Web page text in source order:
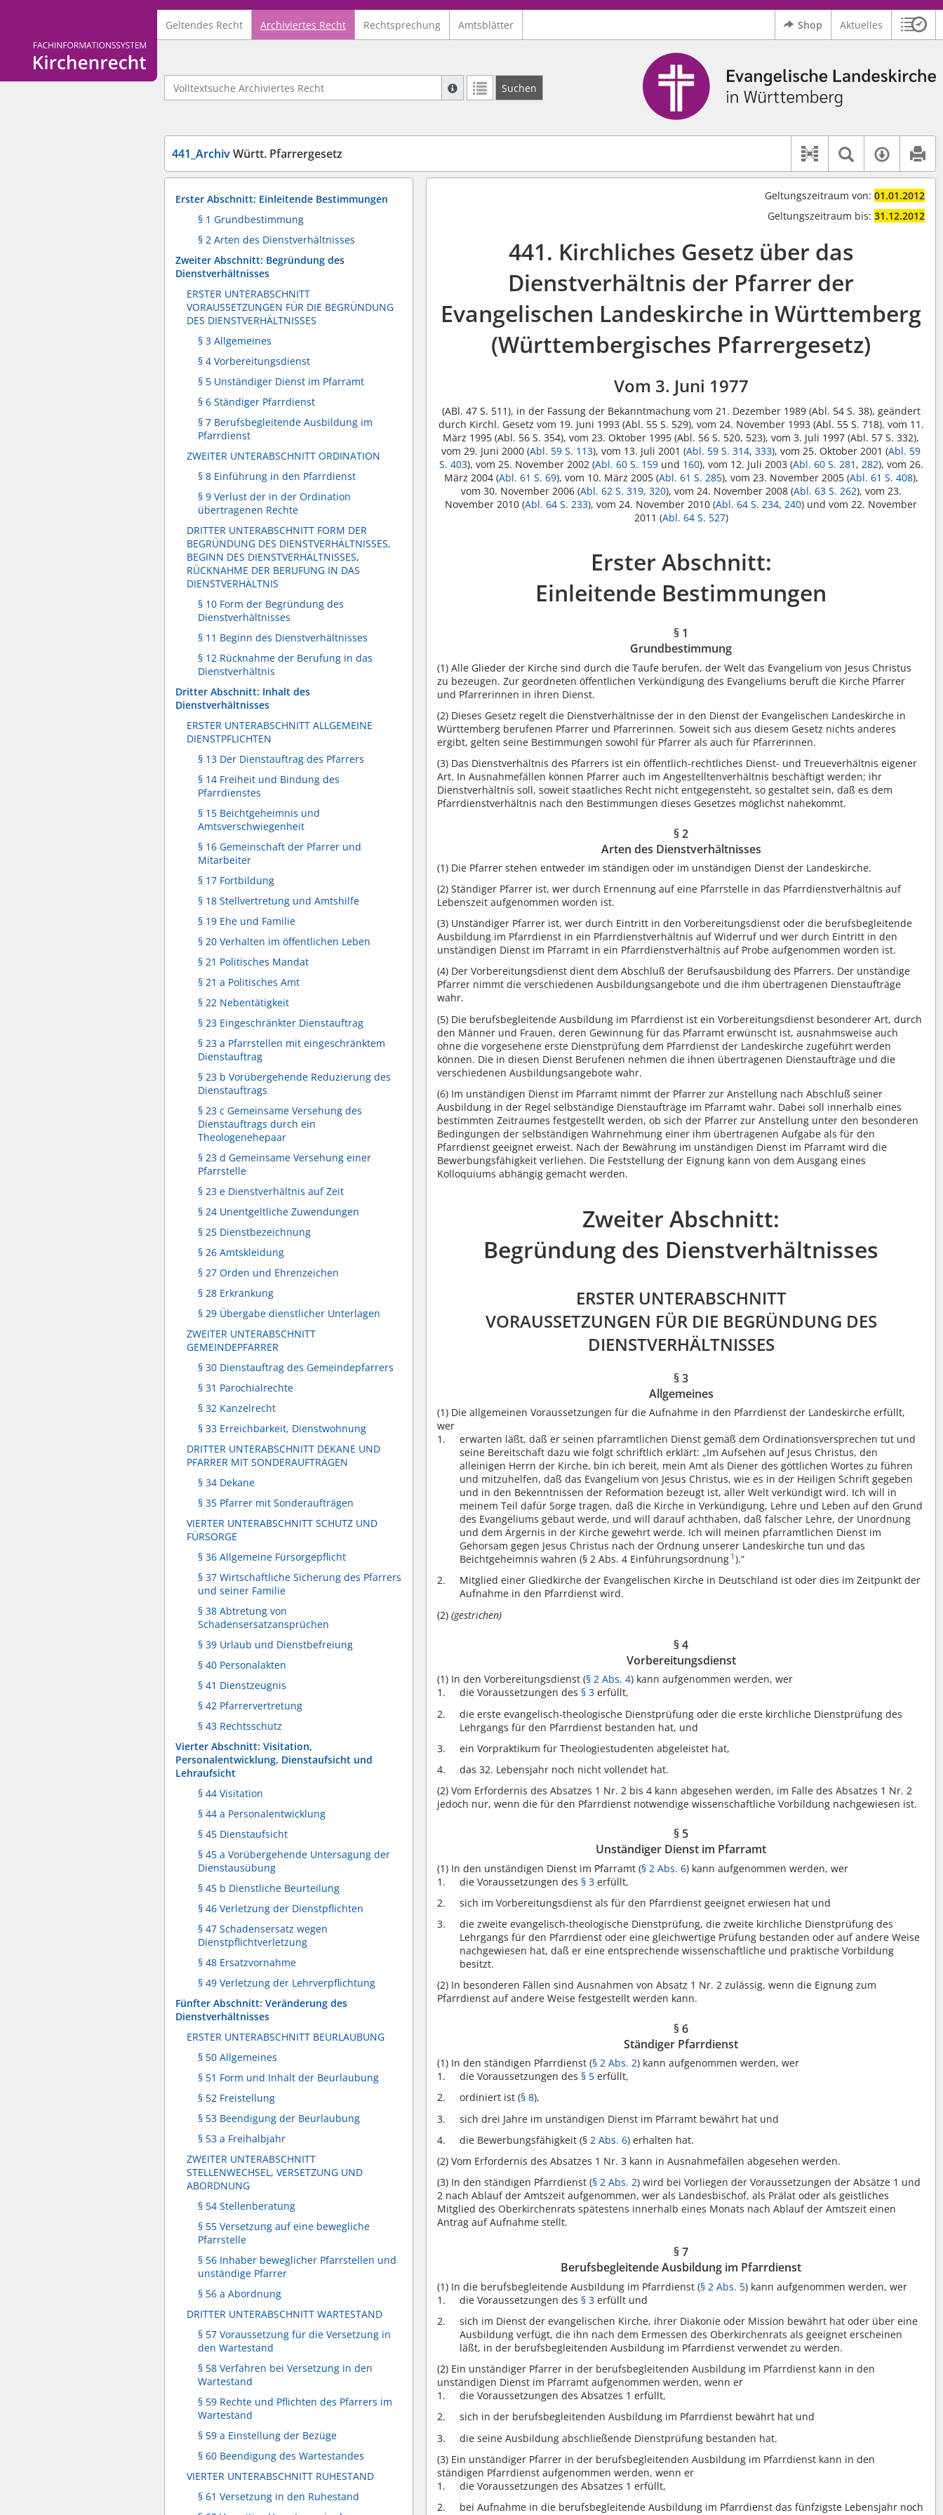
Logo Fachinformationssystem Kirchenrecht
Geltendes Recht Archiviertes Recht Rechtsprechung Amtsblätter Shop Aktuelles
Volltextsuche Archiviertes Recht
Suche mit Platzhalter "*", Bsp. Pfarrer*, findet auch: "Pfarrerinitiative" oder "Pfarrerausschuss".
Weitere Suchoperatoren finden Sie in unserer Hilfe.
Suchen
Logo Ev. Landeskirche in Württemberg
441_ArchivWürtt. Pfarrergesetz
Dokument-
Textsuche
Erster Abschnitt: Einleitende Bestimmungen
§ 1 Grundbestimmung
§ 2 Arten des Dienstverhältnisses
Zweiter Abschnitt: Begründung des
Dienstverhältnisses
ERSTER UNTERABSCHNITT
VORAUSSETZUNGEN FÜR DIE BEGRÜNDUNG
DES DIENSTVERHÄLTNISSES
§ 3 Allgemeines
§ 4 Vorbereitungsdienst
§ 5 Unständiger Dienst im Pfarramt
§ 6 Ständiger Pfarrdienst
§ 7 Berufsbegleitende Ausbildung im
Pfarrdienst
ZWEITER UNTERABSCHNITT ORDINATION
§ 8 Einführung in den Pfarrdienst
§ 9 Verlust der in der Ordination
übertragenen Rechte
DRITTER UNTERABSCHNITT FORM DER
BEGRÜNDUNG DES DIENSTVERHÄLTNISSES,
BEGINN DES DIENSTVERHÄLTNISSES,
RÜCKNAHME DER BERUFUNG IN DAS
DIENSTVERHÄLTNIS
§ 10 Form der Begründung des
Dienstverhältnisses
§ 11 Beginn des Dienstverhältnisses
§ 12 Rücknahme der Berufung in das
Dienstverhältnis
Dritter Abschnitt: Inhalt des
Dienstverhältnisses
ERSTER UNTERABSCHNITT ALLGEMEINE
DIENSTPFLICHTEN
§ 13 Der Dienstauftrag des Pfarrers
§ 14 Freiheit und Bindung des
Pfarrdienstes
§ 15 Beichtgeheimnis und
Amtsverschwiegenheit
§ 16 Gemeinschaft der Pfarrer und
Mitarbeiter
§ 17 Fortbildung
§ 18 Stellvertretung und Amtshilfe
§ 19 Ehe und Familie
§ 20 Verhalten im öffentlichen Leben
§ 21 Politisches Mandat
§ 21 a Politisches Amt
§ 22 Nebentätigkeit
§ 23 Eingeschränkter Dienstauftrag
§ 23 a Pfarrstellen mit eingeschränktem
Dienstauftrag
§ 23 b Vorübergehende Reduzierung des
Dienstauftrags
§ 23 c Gemeinsame Versehung des
Dienstauftrags durch ein
Theologenehepaar
§ 23 d Gemeinsame Versehung einer
Pfarrstelle
§ 23 e Dienstverhältnis auf Zeit
§ 24 Unentgeltliche Zuwendungen
§ 25 Dienstbezeichnung
§ 26 Amtskleidung
§ 27 Orden und Ehrenzeichen
§ 28 Erkrankung
§ 29 Übergabe dienstlicher Unterlagen
ZWEITER UNTERABSCHNITT
GEMEINDEPFARRER
§ 30 Dienstauftrag des Gemeindepfarrers
§ 31 Parochialrechte
§ 32 Kanzelrecht
§ 33 Erreichbarkeit, Dienstwohnung
DRITTER UNTERABSCHNITT DEKANE UND
PFARRER MIT SONDERAUFTRÄGEN
§ 34 Dekane
§ 35 Pfarrer mit Sonderaufträgen
VIERTER UNTERABSCHNITT SCHUTZ UND
FÜRSORGE
§ 36 Allgemeine Fürsorgepflicht
§ 37 Wirtschaftliche Sicherung des Pfarrers
und seiner Familie
§ 38 Abtretung von
Schadensersatzansprüchen
§ 39 Urlaub und Dienstbefreiung
§ 40 Personalakten
§ 41 Dienstzeugnis
§ 42 Pfarrervertretung
§ 43 Rechtsschutz
Vierter Abschnitt: Visitation,
Personalentwicklung, Dienstaufsicht und
Lehraufsicht
§ 44 Visitation
§ 44 a Personalentwicklung
§ 45 Dienstaufsicht
§ 45 a Vorübergehende Untersagung der
Dienstausübung
§ 45 b Dienstliche Beurteilung
§ 46 Verletzung der Dienstpflichten
§ 47 Schadensersatz wegen
Dienstpflichtverletzung
§ 48 Ersatzvornahme
§ 49 Verletzung der Lehrverpflichtung
Fünfter Abschnitt: Veränderung des
Dienstverhältnisses
ERSTER UNTERABSCHNITT BEURLAUBUNG
§ 50 Allgemeines
§ 51 Form und Inhalt der Beurlaubung
§ 52 Freistellung
§ 53 Beendigung der Beurlaubung
§ 53 a Freihalbjahr
ZWEITER UNTERABSCHNITT
STELLENWECHSEL, VERSETZUNG UND
ABORDNUNG
§ 54 Stellenberatung
§ 55 Versetzung auf eine bewegliche
Pfarrstelle
§ 56 Inhaber beweglicher Pfarrstellen und
unständige Pfarrer
§ 56 a Abordnung
DRITTER UNTERABSCHNITT WARTESTAND
§ 57 Voraussetzung für die Versetzung in
den Wartestand
§ 58 Verfahren bei Versetzung in den
Wartestand
§ 59 Rechte und Pflichten des Pfarrers im
Wartestand
§ 59 a Einstellung der Bezüge
§ 60 Beendigung des Wartestandes
VIERTER UNTERABSCHNITT RUHESTAND
§ 61 Versetzung in den Ruhestand
Geltungszeitraum von: 01.01.2012
Geltungszeitraum bis: 31.12.2012
441. Kirchliches Gesetz über das
Dienstverhältnis der Pfarrer der
Evangelischen Landeskirche in Württemberg
(Württembergisches Pfarrergesetz)
Vom 3. Juni 1977
(ABl. 47 S. 511), in der Fassung der Bekanntmachung vom 21. Dezember 1989 (Abl. 54 S. 38), geändert
durch Kirchl. Gesetz vom 19. Juni 1993 (Abl. 55 S. 529), vom 24. November 1993 (Abl. 55 S. 718), vom 11.
März 1995 (Abl. 56 S. 354), vom 23. Oktober 1995 (Abl. 56 S. 520, 523), vom 3. Juli 1997 (Abl. 57 S. 332),
vom 29. Juni 2000 (Abl. 59 S. 113), vom 13. Juli 2001 (Abl. 59 S. 314,333), vom 25. Oktober 2001 (Abl. 59
S. 403), vom 25. November 2002 (Abl. 60 S. 159und 160), vom 12. Juli 2003 (Abl. 60 S. 281 , 282), vom 26.
März 2004 (Abl. 61 S. 69), vom 10. März 2005 (Abl. 61 S. 285), vom 23. November 2005 (Abl. 61 S. 408),
vom 30. November 2006 (Abl. 62 S. 319, 320), vom 24. November 2008 (Abl. 63 S. 262), vom 23.
November 2010 (Abl. 64 S. 233), vom 24. November 2010 (Abl. 64 S. 234, 240) und vom 22. November
2011 (Abl. 64 S. 527)
Erster Abschnitt:
Einleitende Bestimmungen
§ 1
Grundbestimmung
(1) Alle Glieder der Kirche sind durch die Taufe berufen, der Welt das Evangelium von Jesus Christus
zu bezeugen. Zur geordneten öffentlichen Verkündigung des Evangeliums beruft die Kirche Pfarrer
und Pfarrerinnen in ihren Dienst.
(2) Dieses Gesetz regelt die Dienstverhältnisse der in den Dienst der Evangelischen Landeskirche in
Württemberg berufenen Pfarrer und Pfarrerinnen. Soweit sich aus diesem Gesetz nichts anderes
ergibt, gelten seine Bestimmungen sowohl für Pfarrer als auch für Pfarrerinnen.
(3) Das Dienstverhältnis des Pfarrers ist ein öffentlich-rechtliches Dienst- und Treueverhältnis eigener
Art. In Ausnahmefällen können Pfarrer auch im Angestelltenverhältnis beschäftigt werden; ihr
Dienstverhältnis soll, soweit staatliches Recht nicht entgegensteht, so gestaltet sein, daß es dem
Pfarrdienstverhältnis nach den Bestimmungen dieses Gesetzes möglichst nahekommt.
§ 2
Arten des Dienstverhältnisses
(1) Die Pfarrer stehen entweder im ständigen oder im unständigen Dienst der Landeskirche.
(2) Ständiger Pfarrer ist, wer durch Ernennung auf eine Pfarrstelle in das Pfarrdienstverhältnis auf
Lebenszeit aufgenommen worden ist.
(3) Unständiger Pfarrer ist, wer durch Eintritt in den Vorbereitungsdienst oder die berufsbegleitende
Ausbildung im Pfarrdienst in ein Pfarrdienstverhältnis auf Widerruf und wer durch Eintritt in den
unständigen Dienst im Pfarramt in ein Pfarrdienstverhältnis auf Probe aufgenommen worden ist.
(4) Der Vorbereitungsdienst dient dem Abschluß der Berufsausbildung des Pfarrers. Der unständige
Pfarrer nimmt die verschiedenen Ausbildungsangebote und die ihm übertragenen Dienstaufträge
wahr.
(5) Die berufsbegleitende Ausbildung im Pfarrdienst ist ein Vorbereitungsdienst besonderer Art, durch
den Männer und Frauen, deren Gewinnung für das Pfarramt erwünscht ist, ausnahmsweise auch
ohne die vorgesehene erste Dienstprüfung dem Pfarrdienst der Landeskirche zugeführt werden
können. Die in diesen Dienst Berufenen nehmen die ihnen übertragenen Dienstaufträge und die
verschiedenen Ausbildungsangebote wahr.
(6) Im unständigen Dienst im Pfarramt nimmt der Pfarrer zur Anstellung nach Abschluß seiner
Ausbildung in der Regel selbständige Dienstaufträge im Pfarramt wahr. Dabei soll innerhalb eines
bestimmten Zeitraumes festgestellt werden, ob sich der Pfarrer zur Anstellung unter den besonderen
Bedingungen der selbständigen Wahrnehmung einer ihm übertragenen Aufgabe als für den
Pfarrdienst geeignet erweist. Nach der Bewährung im unständigen Dienst im Pfarramt wird die
Bewerbungsfähigkeit verliehen. Die Feststellung der Eignung kann von dem Ausgang eines
Kolloquiums abhängig gemacht werden.
Zweiter Abschnitt:
Begründung des Dienstverhältnisses
ERSTER UNTERABSCHNITT
VORAUSSETZUNGEN FÜR DIE BEGRÜNDUNG DES
DIENSTVERHÄLTNISSES
§ 3
Allgemeines
(1) Die allgemeinen Voraussetzungen für die Aufnahme in den Pfarrdienst der Landeskirche erfüllt,
wer
erwarten läßt, daß er seinen pfarramtlichen Dienst gemäß dem Ordinationsversprechen tut und
seine Bereitschaft dazu wie folgt schriftlich erklärt: „Im Aufsehen auf Jesus Christus, den
alleinigen Herrn der Kirche, bin ich bereit, mein Amt als Diener des göttlichen Wortes zu führen
und mitzuhelfen, daß das Evangelium von Jesus Christus, wie es in der Heiligen Schrift gegeben
und in den Bekenntnissen der Reformation bezeugt ist, aller Welt verkündigt wird. Ich will in
meinem Teil dafür Sorge tragen, daß die Kirche in Verkündigung, Lehre und Leben auf den Grund
des Evangeliums gebaut werde, und will darauf achthaben, daß falscher Lehre, der Unordnung
und dem Ärgernis in der Kirche gewehrt werde. Ich will meinen pfarramtlichen Dienst im
Gehorsam gegen Jesus Christus nach der Ordnung unserer Landeskirche tun und das
Beichtgeheimnis wahren (§ 2 Abs. 4 Einführungsordnung 1 ).“
Mitglied einer Gliedkirche der Evangelischen Kirche in Deutschland ist oder dies im Zeitpunkt der
Aufnahme in den Pfarrdienst wird.
(2) (gestrichen)
§ 4
Vorbereitungsdienst
(1) In den Vorbereitungsdienst (§ 2 Abs. 4) kann aufgenommen werden, wer
die Voraussetzungen des§ 3 erfüllt,
die erste evangelisch-theologische Dienstprüfung oder die erste kirchliche Dienstprüfung des
Lehrgangs für den Pfarrdienst bestanden hat, und
ein Vorpraktikum für Theologiestudenten abgeleistet hat,
das 32. Lebensjahr noch nicht vollendet hat.
(2) Vom Erfordernis des Absatzes 1 Nr. 2 bis 4 kann abgesehen werden, im Falle des Absatzes 1 Nr. 2
jedoch nur, wenn die für den Pfarrdienst notwendige wissenschaftliche Vorbildung nachgewiesen ist.
§ 5
Unständiger Dienst im Pfarramt
(1) In den unständigen Dienst im Pfarramt (§ 2 Abs. 6) kann aufgenommen werden, wer
die Voraussetzungen des§ 3 erfüllt,
sich im Vorbereitungsdienst als für den Pfarrdienst geeignet erwiesen hat und
die zweite evangelisch-theologische Dienstprüfung, die zweite kirchliche Dienstprüfung des
Lehrgangs für den Pfarrdienst oder eine gleichwertige Prüfung bestanden oder auf andere Weise
nachgewiesen hat, daß er eine entsprechende wissenschaftliche und praktische Vorbildung
besitzt.
(2) In besonderen Fällen sind Ausnahmen von Absatz 1 Nr. 2 zulässig, wenn die Eignung zum
Pfarrdienst auf andere Weise festgestellt werden kann.
§ 6
Ständiger Pfarrdienst
(1) In den ständigen Pfarrdienst (§ 2 Abs. 2) kann aufgenommen werden, wer
die Voraussetzungen des§ 5 erfüllt,
ordiniert ist (§ 8),
sich drei Jahre im unständigen Dienst im Pfarramt bewährt hat und
die Bewerbungsfähigkeit (§ 2 Abs. 6) erhalten hat.
(2) Vom Erfordernis des Absatzes 1 Nr. 3 kann in Ausnahmefällen abgesehen werden.
(3) In den ständigen Pfarrdienst (§ 2 Abs. 2) wird bei Vorliegen der Voraussetzungen der Absätze 1 und
2 nach Ablauf der Amtszeit aufgenommen, wer als Landesbischof, als Prälat oder als geistliches
Mitglied des Oberkirchenrats spätestens innerhalb eines Monats nach Ablauf der Amtszeit einen
Antrag auf Aufnahme stellt.
§ 7
Berufsbegleitende Ausbildung im Pfarrdienst
(1) In die berufsbegleitende Ausbildung im Pfarrdienst (§ 2 Abs. 5) kann aufgenommen werden, wer
die Voraussetzungen des§ 3 erfüllt und
sich im Dienst der evangelischen Kirche, ihrer Diakonie oder Mission bewährt hat oder über eine
Ausbildung verfügt, die ihn nach dem Ermessen des Oberkirchenrats als geeignet erscheinen
läßt, in der berufsbegleitenden Ausbildung im Pfarrdienst verwendet zu werden.
(2) Ein unständiger Pfarrer in der berufsbegleitenden Ausbildung im Pfarrdienst kann in den
unständigen Dienst im Pfarramt aufgenommen werden, wenn er
die Voraussetzungen des Absatzes 1 erfüllt,
sich in der berufsbegleitenden Ausbildung im Pfarrdienst bewährt hat und
die seine Ausbildung abschließende Dienstprüfung bestanden hat.
(3) Ein unständiger Pfarrer in der berufsbegleitenden Ausbildung im Pfarrdienst kann in den
ständigen Pfarrdienst aufgenommen werden, wenn er
die Voraussetzungen des Absatzes 1 erfüllt,
bei Aufnahme in die berufsbegleitende Ausbildung im Pfarrdienst das fünfzigste Lebensjahr noch